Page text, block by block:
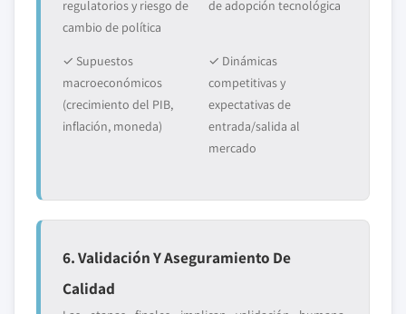
regulatorios y riesgo de
cambio de política
de adopción tecnológica
✓ Supuestos
macroeconómicos
(crecimiento del PIB,
inflación, moneda)
✓ Dinámicas
competitivas y
expectativas de
entrada/salida al
mercado
6. Validación Y Aseguramiento De
Calidad